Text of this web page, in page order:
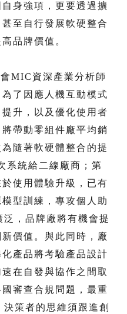
身強項，更要透過擴
至自行發展軟硬整合
品牌價值。
MIC資深產業分析師
了因應人機互動模式
升，以及優化使用者
帶動零組件廠平均銷
隨著軟硬體整合的提
系統給二線廠商；第
使用體驗升級，已有
型訓練，專攻個人助
，品牌廠將有機會提
價值。與此同時，廠
產品將考驗產品設計
在自發與協作之間取
審查合規問題，最重
策者的思維須跟進創